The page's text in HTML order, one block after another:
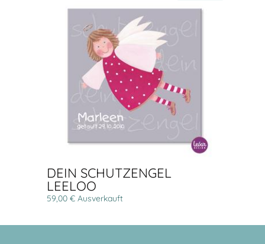
DEIN SCHUTZENGEL
LEELOO
59,00 € Ausverkauft